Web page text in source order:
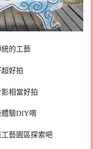
的工藝
好拍
相當好拍
體驗DIY唷
藝園區探索吧